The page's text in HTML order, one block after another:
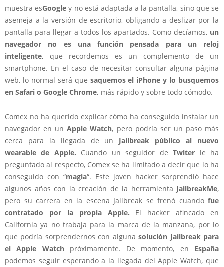
muestra esGoogle y no está adaptada a la pantalla, sino que se
asemeja a la versión de escritorio, obligando a deslizar por la
pantalla para llegar a todos los apartados. Como decíamos, un
navegador no es una función pensada para un reloj
inteligente, que recordemos es un complemento de un
smartphone. En el caso de necesitar consultar alguna página
web, lo normal será que saquemos el iPhone y lo busquemos
en Safari o Google Chrome, más rápido y sobre todo cómodo.
Comex no ha querido explicar cómo ha conseguido instalar un
navegador en unApple Watch, pero podría ser un paso más
cerca para la llegada de un Jailbreak público al nuevo
wearable de Apple. Cuando un seguidor deTwiter le ha
preguntado al respecto, Comex se ha limitado a decir que lo ha
conseguido con “magia“. Este joven hacker sorprendió hace
algunos años con la creación de la herramienta JailbreakMe,
pero su carrera en la escena Jailbreak se frenó cuando fue
contratado por la propia Apple. El hacker afincado en
California ya no trabaja para la marca de la manzana, por lo
que podría sorprendernos con algunasolución Jailbreak para
el Apple Watch próximamente. De momento, en España
podemos seguir esperando a la llegada del Apple Watch, que